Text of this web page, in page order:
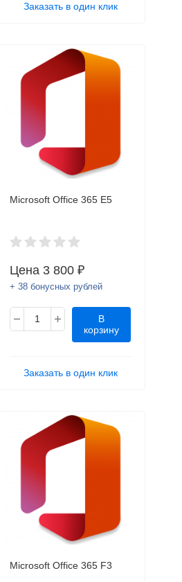
Заказать в один клик
Microsoft Office 365 E5
Цена 3 800 ₽
+ 38 бонусных рублей
В
корзину
Заказать в один клик
Microsoft Office 365 F3